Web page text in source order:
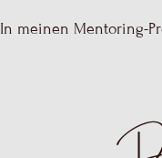
In meinen Mentoring-